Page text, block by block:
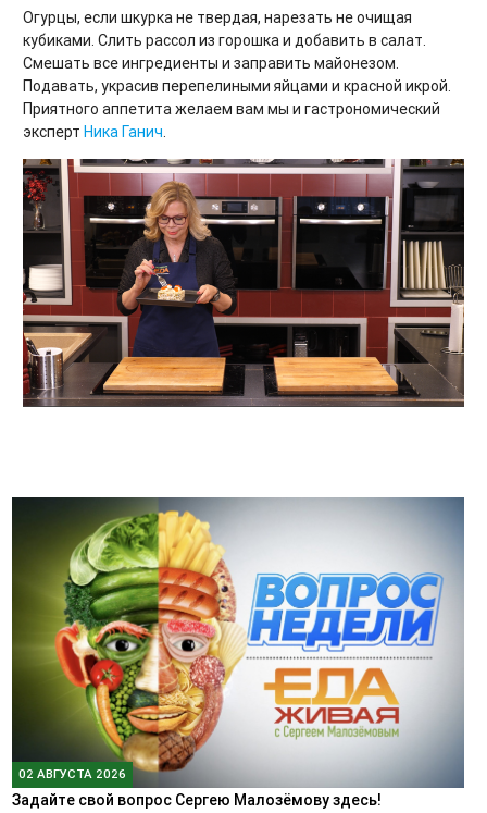
Огурцы, если шкурка не твердая, нарезать не очищая
кубиками. Слить рассол из горошка и добавить в салат.
Смешать все ингредиенты и заправить майонезом.
Подавать, украсив перепелиными яйцами и красной икрой.
Приятного аппетита желаем вам мы и гастрономический
эксперт Ника Ганич
02 АВГУСТА 2026
Задайте свой вопрос Сергею Малозёмову здесь!